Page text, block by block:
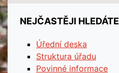
NEJČASTĚJI HLEDÁTE
Úřední deska
Struktura úřadu
Povinné informace